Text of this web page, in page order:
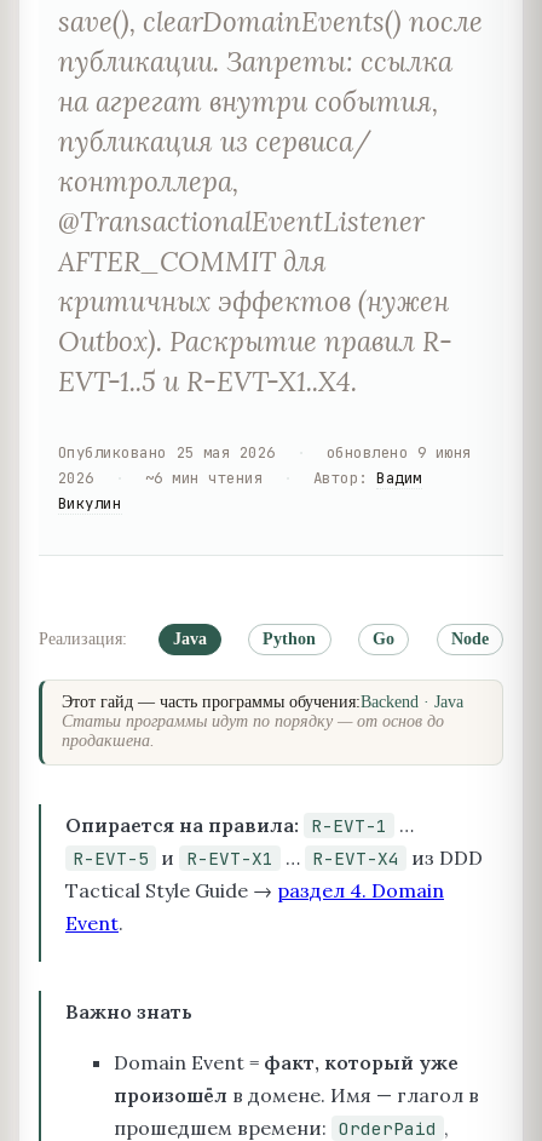
save(), clearDomainEvents() после
публикации. Запреты: ссылка
на агрегат внутри события,
публикация из сервиса/
контроллера,
@TransactionalEventListener
AFTER_COMMIT для
критичных эффектов (нужен
Outbox). Раскрытие правил R-
EVT-1..5 и R-EVT-X1..X4.
Опубликовано 25 мая 2026 обновлено 9 июня
2026
~6 мин чтения Автор :Вадим
Викулин
Реализация: Java Python Go Node
Этот гайд — часть программы обучения:Backend · Java
Статьи программы идут по порядку — от основ до
продакшена.
Опирается на правила: R-EVT-1 …
R-EVT-5 и R-EVT-X1 … R-EVT-X4
из DDD
Tactical Style Guide → раздел 4. Domain
Event.
Важно знать
Domain Event = факт, который уже
произошёл в домене. Имя — глагол в
прошедшем времени: OrderPaid ,